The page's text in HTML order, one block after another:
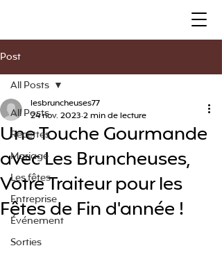
Post
All Posts
Recettes
Mariage
Les fêtes
Entreprise
Événement
Sorties
All Posts
Une Touche Gourmande
avec Les Bruncheuses,
Votre Traiteur pour les
Fêtes de Fin d'année !
lesbruncheuses77
24 nov. 2023 2 min de lecture